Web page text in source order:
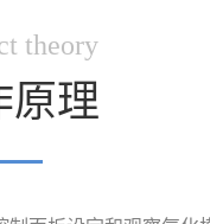
theory
原理